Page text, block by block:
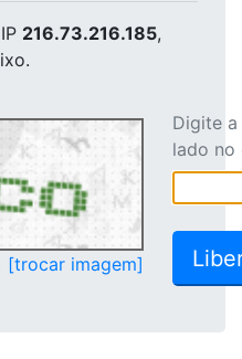
216.73.216.185,
[trocar imagem]
Digite
lado no